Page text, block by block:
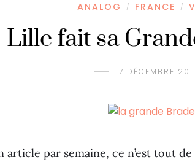
ANALOG / FRANCE /
Lille fait sa
7 DÉCEMBRE 2011
article par semaine, ce n’est tout